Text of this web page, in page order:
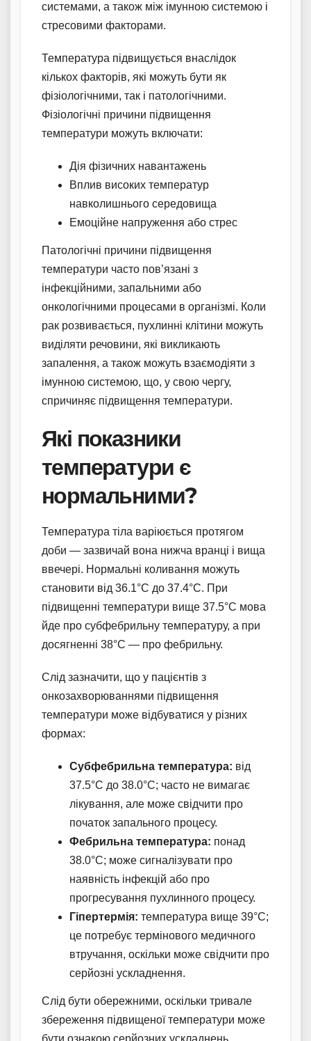
системами, а також між імунною системою і
стресовими факторами.
Температура підвищується внаслідок
кількох факторів, які можуть бути як
фізіологічними, так і патологічними.
Фізіологічні причини підвищення
температури можуть включати:
Дія фізичних навантажень
Вплив високих температур
навколишнього середовища
Емоційне напруження або стрес
Патологічні причини підвищення
температури часто пов’язані з
інфекційними, запальними або
онкологічними процесами в організмі. Коли
рак розвивається, пухлинні клітини можуть
виділяти речовини, які викликають
запалення, а також можуть взаємодіяти з
імунною системою, що, у свою чергу,
спричиняє підвищення температури.
Які показники
температури є
нормальними?
Температура тіла варіюється протягом
доби — зазвичай вона нижча вранці і вища
ввечері. Нормальні коливання можуть
становити від 36.1°C до 37.4°C. При
підвищенні температури вище 37.5°C мова
йде про субфебрильну температуру, а при
досягненні 38°C — про фебрильну.
Слід зазначити, що у пацієнтів з
онкозахворюваннями підвищення
температури може відбуватися у різних
формах:
Субфебрильна температура: від
37.5°C до 38.0°C; часто не вимагає
лікування, але може свідчити про
початок запального процесу.
Фебрильна температура: понад
38.0°C; може сигналізувати про
наявність інфекцій або про
прогресування пухлинного процесу.
Гіпертермія: температура вище 39°C;
це потребує термінового медичного
втручання, оскільки може свідчити про
серйозні ускладнення.
Слід бути обережними, оскільки тривале
збереження підвищеної температури може
бути ознакою серйозних ускладнень,